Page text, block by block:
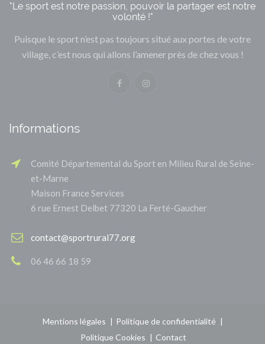
"Le sport est notre passion, pouvoir la partager est notre
volonté !"
Puisque le sport n’est pas toujours situé aux portes de votre
village, c’est nous qui allons l’amener près de chez vous !
Informations
Comité Départemental du Sport en Milieu Rural de Seine-
et-Marne
Maison France Services
6 rue Ernest Delbet 77320 La Ferté-Gaucher
contact@sportrural77.org
06 46 66 18 59
Mentions légales
Politique de confidentialité
Politique Cookies
Contact